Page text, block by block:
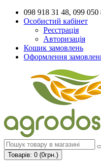
098 918 31 48, 099 050
Особистий кабінет
Реєстрація
Авторизація
Кошик замовлень
Оформлення
Товарів: 0 (0грн.)